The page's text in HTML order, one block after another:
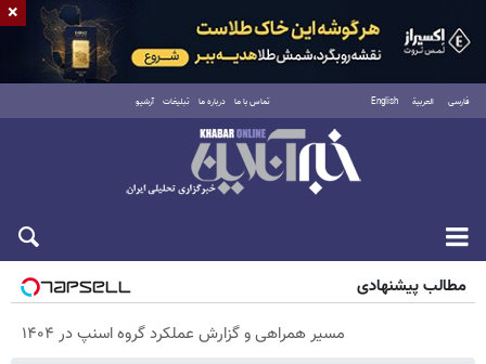
فارسی العربية English تماس با ما درباره ما تبلیغات آرشیو
پنجشنبه ۱۵ مرداد ۱۴۰۵
مطالب پیشنهادی
مسیر همراهی و گزارش عملکرد گروه اسنپ در ۱۴۰۴
×